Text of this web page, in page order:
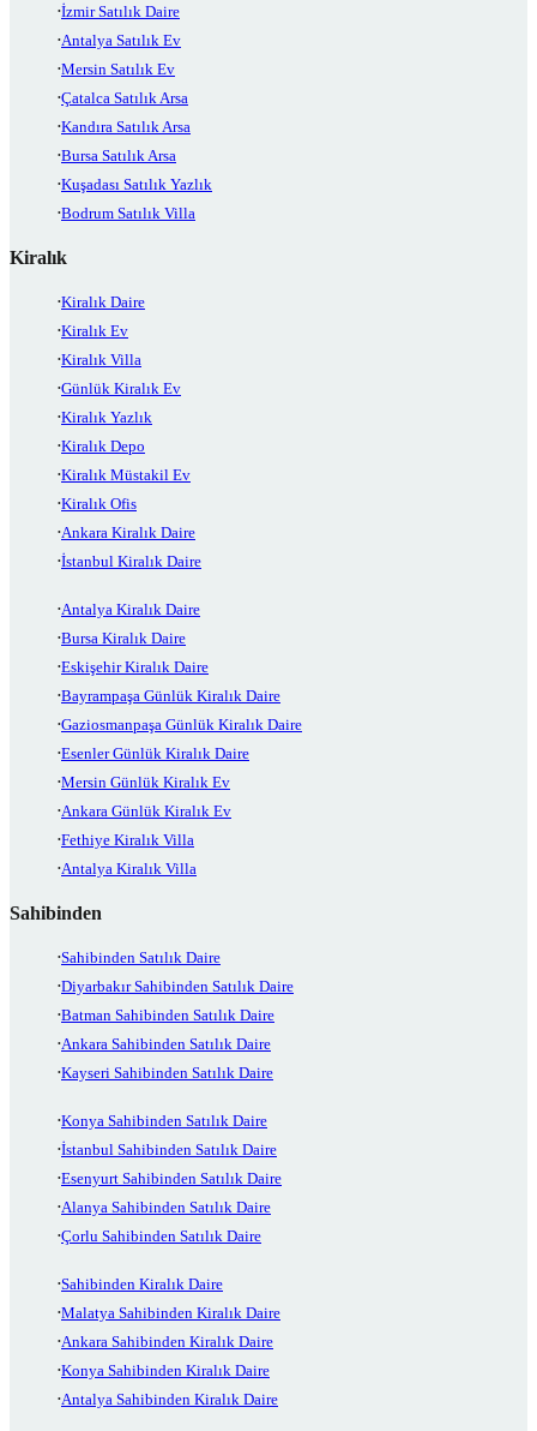
İzmir Satılık Daire
Antalya Satılık Ev
Mersin Satılık Ev
Çatalca Satılık Arsa
Kandıra Satılık Arsa
Bursa Satılık Arsa
Kuşadası Satılık Yazlık
Bodrum Satılık Villa
Kiralık
Kiralık Daire
Kiralık Ev
Kiralık Villa
Günlük Kiralık Ev
Kiralık Yazlık
Kiralık Depo
Kiralık Müstakil Ev
Kiralık Ofis
Ankara Kiralık Daire
İstanbul Kiralık Daire
Antalya Kiralık Daire
Bursa Kiralık Daire
Eskişehir Kiralık Daire
Bayrampaşa Günlük Kiralık Daire
Gaziosmanpaşa Günlük Kiralık Daire
Esenler Günlük Kiralık Daire
Mersin Günlük Kiralık Ev
Ankara Günlük Kiralık Ev
Fethiye Kiralık Villa
Antalya Kiralık Villa
Sahibinden
Sahibinden Satılık Daire
Diyarbakır Sahibinden Satılık Daire
Batman Sahibinden Satılık Daire
Ankara Sahibinden Satılık Daire
Kayseri Sahibinden Satılık Daire
Konya Sahibinden Satılık Daire
İstanbul Sahibinden Satılık Daire
Esenyurt Sahibinden Satılık Daire
Alanya Sahibinden Satılık Daire
Çorlu Sahibinden Satılık Daire
Sahibinden Kiralık Daire
Malatya Sahibinden Kiralık Daire
Ankara Sahibinden Kiralık Daire
Konya Sahibinden Kiralık Daire
Antalya Sahibinden Kiralık Daire